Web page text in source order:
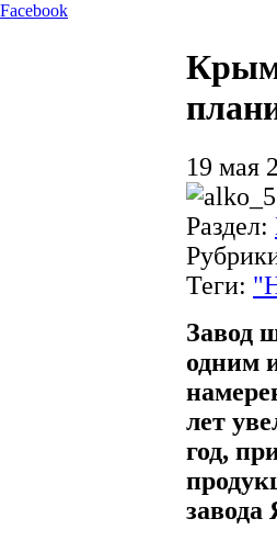
Facebook
19 мая
Раздел:
Теги:
Завод
одним
лет
год,